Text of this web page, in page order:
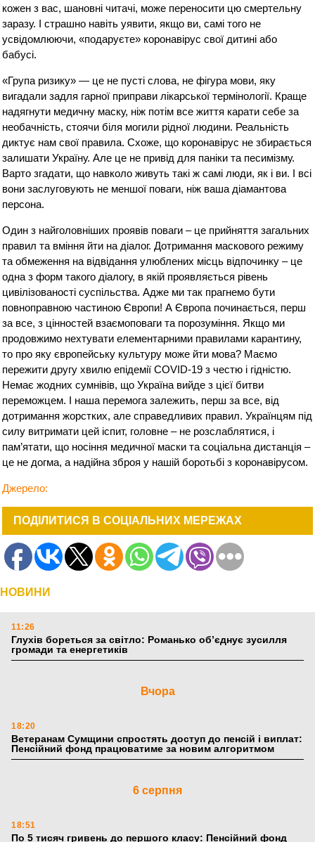
кожен з вас, шановні читачі, може переносити цю смертельну
заразу. І страшно навіть уявити, якщо ви, самі того не
усвідомлюючи, «подаруєте» коронавірус свої дитині або
бабусі.
«Група ризику» — це не пусті слова, не фігура мови, яку
вигадали задля гарної приправи лікарської термінології. Краще
надягнути медичну маску, ніж потім все життя карати себе за
необачність, стоячи біля могили рідної людини. Реальність
диктує нам свої правила. Схоже, що коронавірус не збирається
залишати Україну. Але це не привід для паніки та песимізму.
Варто згадати, що навколо живуть такі ж самі люди, як і ви. І всі
вони заслуговують не меншої поваги, ніж ваша діамантова
персона.
Один з найголовніших проявів поваги – це прийняття загальних
правил та вміння йти на діалог. Дотримання маскового режиму
та обмеження на відвідання улюблених місць відпочинку – це
одна з форм такого діалогу, в якій проявляється рівень
цивілізованості суспільства. Адже ми так прагнемо бути
повноправною частиною Європи! А Європа починається, перш
за все, з цінностей взаємоповаги та порозуміння. Якщо ми
продовжимо нехтувати елементарними правилами карантину,
то про яку європейську культуру може йти мова? Маємо
пережити другу хвилю епідемії COVID-19 з честю і гідністю.
Немає жодних сумнівів, що Україна вийде з цієї битви
переможцем. І наша перемога залежить, перш за все, від
дотримання жорстких, але справедливих правил. Українцям під
силу витримати цей іспит, головне – не розслаблятися, і
пам’ятати, що носіння медичної маски та соціальна дистанція –
це не догма, а надійна зброя у нашій боротьбі з коронавірусом.
Джерело:
ПОДІЛИТИСЯ В СОЦІАЛЬНИХ МЕРЕЖАХ
НОВИНИ
11:26
Глухів бореться за світло: Романько об’єднує зусилля
громади та енергетиків
Вчора
18:20
Ветеранам Сумщини спростять доступ до пенсій і виплат:
Пенсійний фонд працюватиме за новим алгоритмом
6 серпня
18:51
По 5 тисяч гривень до першого класу: Пенсійний фонд